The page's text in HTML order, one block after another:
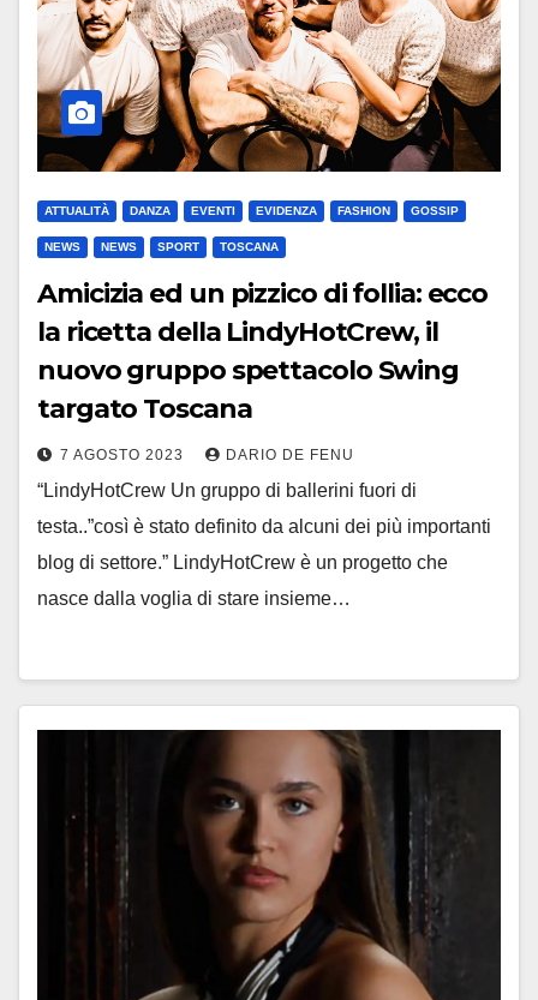
ATTUALITÀ DANZA EVENTI EVIDENZA FASHION GOSSIP
NEWS NEWS SPORT TOSCANA
Amicizia ed un pizzico di follia: ecco
la ricetta della LindyHotCrew, il
nuovo gruppo spettacolo Swing
targato Toscana
7 AGOSTO 2023 DARIO DE FENU
“LindyHotCrew Un gruppo di ballerini fuori di
testa..”così è stato definito da alcuni dei più importanti
blog di settore.” LindyHotCrew è un progetto che
nasce dalla voglia di stare insieme…